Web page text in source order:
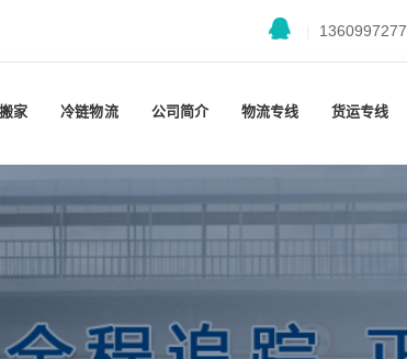
1360997277
家 冷链物流 公司简介 物流专线 货运专线